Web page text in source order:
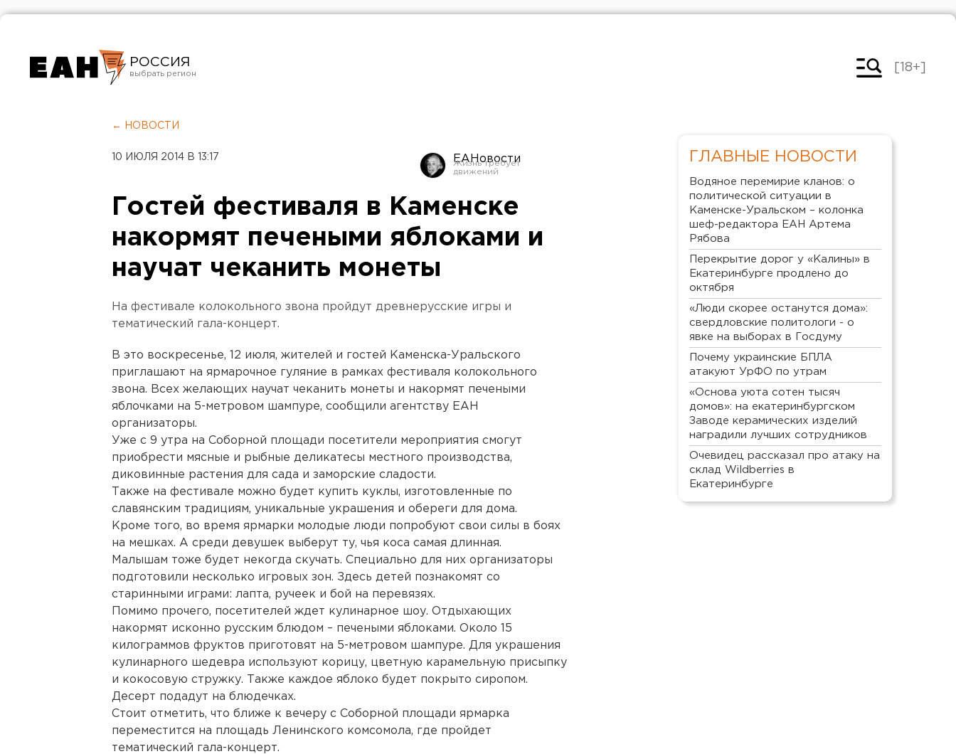
РОССИЯ
Челябинск
[18+]
← НОВОСТИ
10 ИЮЛЯ 2014 В 13:17 ЕАНовости
Гостей фестиваля в Каменске
накормят печеными яблоками и
научат чеканить монеты
На фестивале колокольного звона пройдут древнерусские игры и
тематический гала-концерт.
В это воскресенье, 12 июля, жителей и гостей Каменска-Уральского
приглашают на ярмарочное гуляние в рамках фестиваля колокольного
звона. Всех желающих научат чеканить монеты и накормят печеными
яблочками на 5-метровом шампуре, сообщили агентству ЕАН
организаторы.
Уже с 9 утра на Соборной площади посетители мероприятия смогут
приобрести мясные и рыбные деликатесы местного производства,
диковинные растения для сада и заморские сладости.
Также на фестивале можно будет купить куклы, изготовленные по
славянским традициям, уникальные украшения и обереги для дома.
Кроме того, во время ярмарки молодые люди попробуют свои силы в боях
на мешках. А среди девушек выберут ту, чья коса самая длинная.
Малышам тоже будет некогда скучать. Специально для них организаторы
подготовили несколько игровых зон. Здесь детей познакомят со
старинными играми: лапта, ручеек и бой на перевязях.
Помимо прочего, посетителей ждет кулинарное шоу. Отдыхающих
накормят исконно русским блюдом – печеными яблоками. Около 15
килограммов фруктов приготовят на 5-метровом шампуре. Для украшения
кулинарного шедевра используют корицу, цветную карамельную присыпку
и кокосовую стружку. Также каждое яблоко будет покрыто сиропом.
Десерт подадут на блюдечках.
Стоит отметить, что ближе к вечеру с Соборной площади ярмарка
переместится на площадь Ленинского комсомола, где пройдет
тематический гала-концерт.
ГЛАВНЫЕ НОВОСТИ
Водяное перемирие кланов: о
политической ситуации в
Каменске-Уральском – колонка
шеф-редактора ЕАН Артема
Рябова
Перекрытие дорог у «Калины» в
Екатеринбурге продлено до
октября
«Люди скорее останутся дома»:
свердловские политологи - о
явке на выборах в Госдуму
Почему украинские БПЛА
атакуют УрФО по утрам
«Основа уюта сотен тысяч
домов»: на екатеринбургском
Заводе керамических изделий
наградили лучших сотрудников
Очевидец рассказал про атаку на
склад Wildberries в
Екатеринбурге